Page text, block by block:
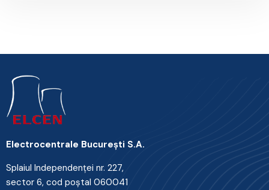
Electrocentrale Bucureşti S.A.
Splaiul Independenţei nr. 227,
sector 6, cod poştal 060041